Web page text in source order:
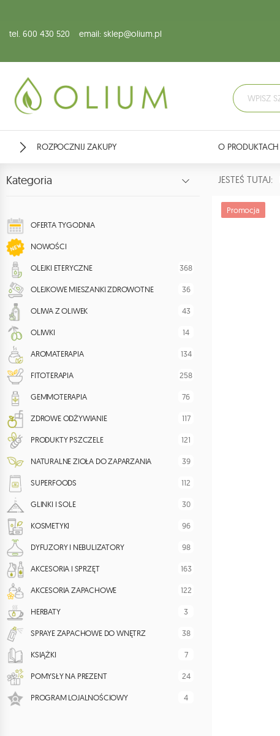
tel. 600 430 520 email: sklep@olium.pl
ROZPOCZNIJ ZAKUPY O PRODUKTACH
Kategoria
OFERTA TYGODNIA
NOWOŚCI
OLEJKI ETERYCZNE 368
OLEJKOWE MIESZANKI ZDROWOTNE 36
OLIWA Z OLIWEK 43
OLIWKI 14
AROMATERAPIA 134
FITOTERAPIA 258
GEMMOTERAPIA 76
ZDROWE ODŻYWIANIE 117
PRODUKTY PSZCZELE 121
NATURALNE ZIOŁA DO ZAPARZANIA 39
SUPERFOODS 112
GLINKI I SOLE 30
KOSMETYKI 96
DYFUZORY I NEBULIZATORY 98
AKCESORIA I SPRZĘT 163
AKCESORIA ZAPACHOWE 122
HERBATY 3
SPRAYE ZAPACHOWE DO WNĘTRZ 38
KSIĄŻKI 7
POMYSŁY NA PREZENT 24
PROGRAM LOJALNOŚCIOWY 4
JESTEŚ TUTAJ:
Promocja